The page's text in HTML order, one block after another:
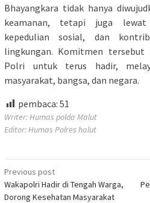
Bhayangkara tidak hanya
keamanan, tetapi juga lewat
kepedulian sosial, dan
lingkungan. Komitmen tersebut
Polri untuk terus hadir,
masyarakat, bangsa, dan negara.
pembaca: 51
Writer: Humas polda Malut
Editor: Humas Polres halut
Post
navigation
Previous post
Wakapolri Hadir di Tengah Warga,
Dorong Kesehatan Masyarakat